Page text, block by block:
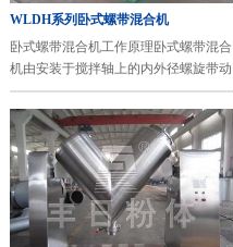
WLDH系列卧式螺带混合机
卧式螺带混合机工作原理卧式螺带混合
机由安装于搅拌轴上的内外径螺旋带动
桶体内物料翻动，使搅拌器在桶体内大
范围翻动物料。搅拌器结构上，螺旋设
计成内外、左右互为反螺旋···